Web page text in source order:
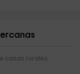
casas rurales